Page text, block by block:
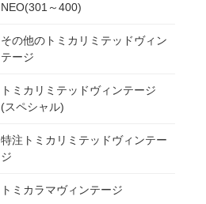
NEO(301～400)
その他のトミカリミテッドヴィン
テージ
トミカリミテッドヴィンテージ
(スペシャル)
特注トミカリミテッドヴィンテー
ジ
トミカラマヴィンテージ